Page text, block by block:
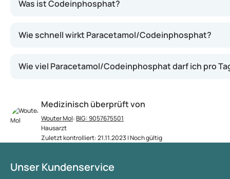
Medizinisch überprüft von
Wouter Mol:BIG: 9057675501
Hausarzt
Zuletzt kontrolliert: 21.11.2023 | Noch gültig
Was ist Codeinphosphat?
Wie schnell wirkt Paracetamol/Codeinphosphat?
Wie viel Paracetamol/Codeinphosphat darf ich pro
Unser Kundenservice